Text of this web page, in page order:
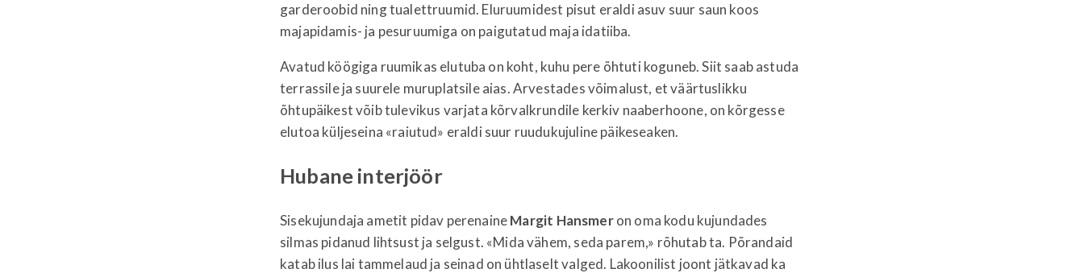
garderoobid ning tualettruumid. Eluruumidest pisut eraldi asuv suur saun koos
majapidamis- ja pesuruumiga on paigutatud maja idatiiba.
Avatud köögiga ruumikas elutuba on koht, kuhu pere õhtuti koguneb. Siit saab astuda
terrassile ja suurele muruplatsile aias. Arvestades võimalust, et väärtuslikku
õhtupäikest võib tulevikus varjata kõrvalkrundile kerkiv naaberhoone, on kõrgesse
elutoa küljeseina «raiutud» eraldi suur ruudukujuline päikeseaken.
Hubane interjöör
Sisekujundaja ametit pidav perenaineMargit Hansmeron oma kodu kujundades
silmas pidanud lihtsust ja selgust. «Mida vähem, seda parem,» rõhutab ta. Põrandaid
katab ilus lai tammelaud ja seinad on ühtlaselt valged. Lakoonilist joont jätkavad ka